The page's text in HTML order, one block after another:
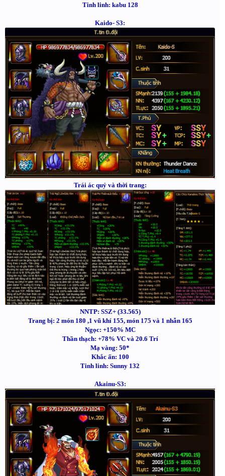
Tinh linh: kabu 128
Kaido- S3:
Trái ác quỷ và thời trang:
NNTP: SSZ+ (33.565)
Trang bị: 2 món 180 ,1 vũ khí 155, món 175 và 1 nhẫn 165
Ngọc: +150% MC
Thần thạch: +78% VC và 20.6 Trí
Mạ vàng: 50*
Khắc ấn: 100
Tinh linh: Sunny 132
Akainu-S3: